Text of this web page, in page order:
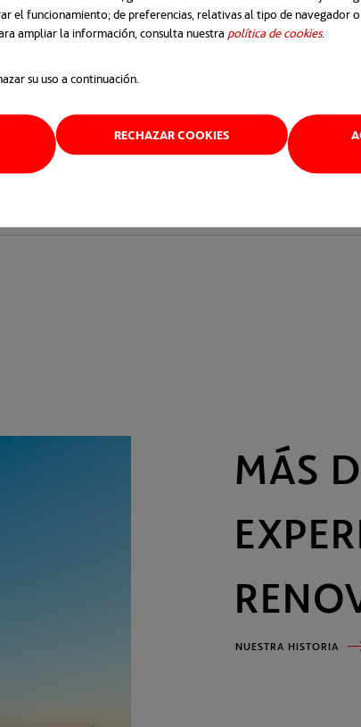
el funcionamiento; de preferencias, relativas al tipo de navegador
ampliar la información, consulta nuestra política de cookiesse abre
.
su uso a continuación.
RECHAZAR COOKIES
por el BID.
nueva
Nuestra historia